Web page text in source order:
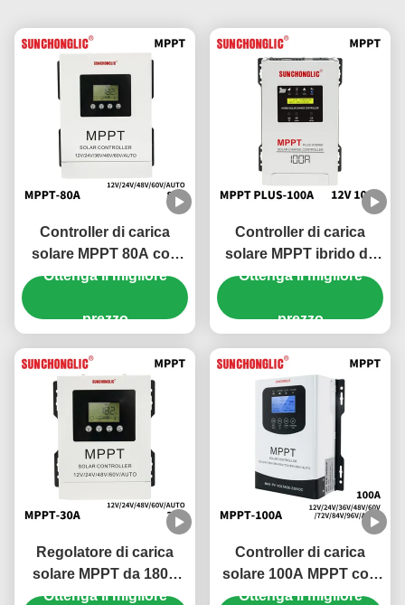
Controller di carica
solare MPPT 80A con
protezione da
compatibilità batteria
Ottenga il migliore
prezzo
Controller di carica
solare MPPT ibrido da
24 V con corrente di
funzione UPS per
continua da 150 V
Ottenga il migliore
prezzo
Regolatore di carica
solare MPPT da 180V
CC, 30A con
Ottenga il migliore
Controller di carica
solare 100A MPPT con
tracciamento
Ottenga il migliore